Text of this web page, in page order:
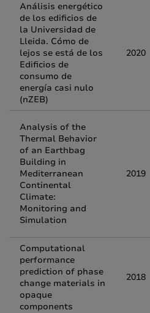
Análisis energético
de los edificios de
la Universidad de
Lleida. Cómo de
lejos se está de los
Edificios de
consumo de
energía casi nulo
(nZEB)
2020
Analysis of the
Thermal Behavior
of an Earthbag
Building in
Mediterranean
Continental
Climate:
Monitoring and
Simulation
2019
Computational
performance
prediction of phase
change materials in
opaque
components
2018